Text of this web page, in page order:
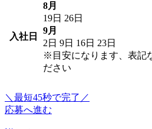
入社日
8月
19日 26日
9月
2日 9日 16日 23日
※目安になります、表記
ださい
＼最短45秒で完了／
応募へ進む